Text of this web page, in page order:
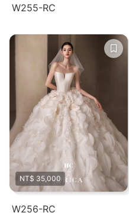
W255-RC
NT$ 35,000
W256-RC